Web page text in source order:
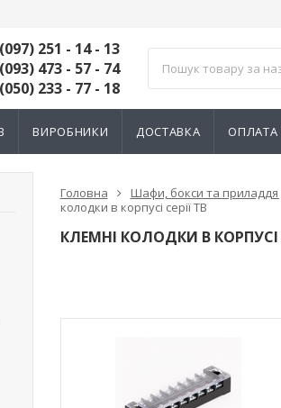
(097) 251 - 14 - 13
(093) 473 - 57 - 74
(050) 233 - 77 - 18
ВИРОБНИКИ ДОСТАВКА ОПЛАТА
Головна Шафи, бокси та приладдя
колодки в корпусі серії ТВ
КЛЕМНІ КОЛОДКИ В КОРПУСІ